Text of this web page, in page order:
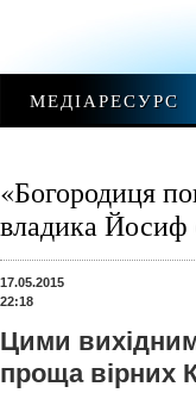
МЕДІАРЕСУРС
«Богородиця
владика Йосиф
17.05.2015
22:18
Цими
проща вірних